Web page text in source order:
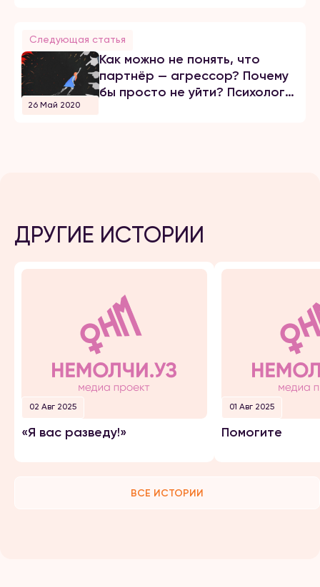
Следующая статья
26 Май 2020
Как можно не понять, что
партнёр — агрессор? Почему
бы просто не уйти? Психолог
ДРУГИЕ ИСТОРИИ
02 Авг 2025
«Я вас разведу!»
01 Авг 2025
Помогите
ВСЕ ИСТОРИИ